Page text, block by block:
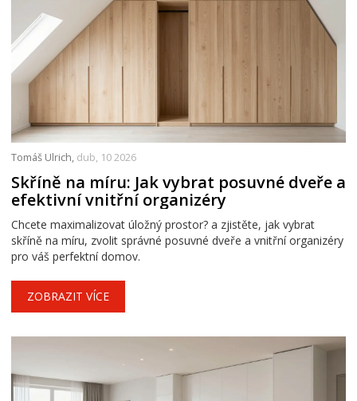
Tomáš Ulrich, dub, 10 2026
Skříně na míru: Jak vybrat posuvné dveře a
efektivní vnitřní organizéry
Chcete maximalizovat úložný prostor? a zjistěte, jak vybrat
skříně na míru, zvolit správné posuvné dveře a vnitřní organizéry
pro váš perfektní domov.
ZOBRAZIT VÍCE